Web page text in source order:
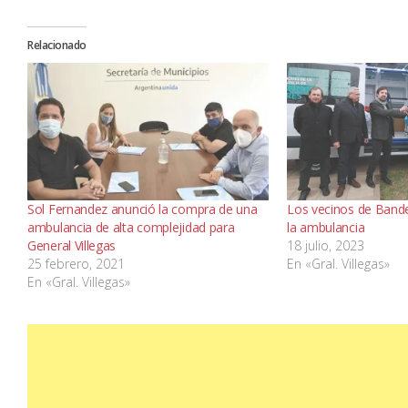
Relacionado
Sol Fernandez anunció la compra de una
ambulancia de alta complejidad para
General Villegas
25 febrero, 2021
En «Gral. Villegas»
Los vecinos de
la ambulancia
18 julio, 2023
En «Gral. Villegas»